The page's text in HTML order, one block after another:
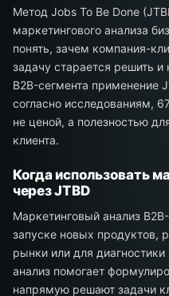
Метод Jobs To Be Done
маркетингового анализа
понять, зачем компания-
задачу старается решить и
B2B-сегмента применение
согласно исследованиям,
не ценой, а полезностью
клиента.
Когда использовать
через JTBD
Маркетинговый анализ
запуске новых продуктов,
рынки или для
анализ помогает
напрямую решают задачи